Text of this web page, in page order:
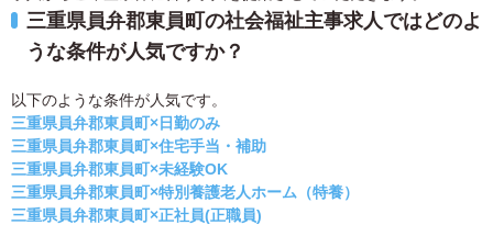
三重県員弁郡東員町の社会福祉主事求人ではどのよ
うな条件が人気ですか？
以下のような条件が人気です。
三重県員弁郡東員町×日勤のみ
三重県員弁郡東員町×住宅手当・補助
三重県員弁郡東員町×未経験OK
三重県員弁郡東員町×特別養護老人ホーム（特養）
三重県員弁郡東員町×正社員(正職員)